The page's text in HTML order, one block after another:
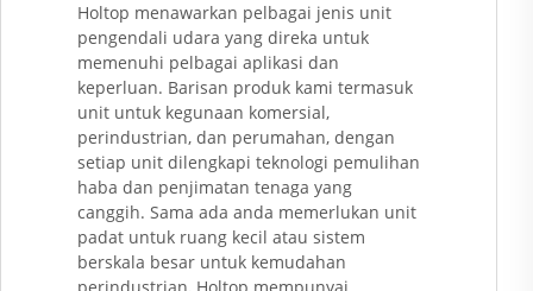
Holtop menawarkan pelbagai jenis unit
pengendali udara yang direka untuk
memenuhi pelbagai aplikasi dan
keperluan. Barisan produk kami termasuk
unit untuk kegunaan komersial,
perindustrian, dan perumahan, dengan
setiap unit dilengkapi teknologi pemulihan
haba dan penjimatan tenaga yang
canggih. Sama ada anda memerlukan unit
padat untuk ruang kecil atau sistem
berskala besar untuk kemudahan